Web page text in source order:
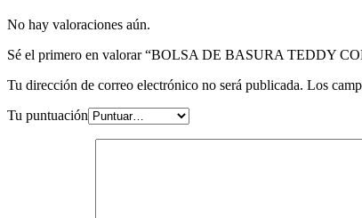
No hay valoraciones aún.
Sé el primero en valorar “BOLSA DE BASURA TEDDY
Tu dirección de correo electrónico no será publicada. Los
Tu puntuación